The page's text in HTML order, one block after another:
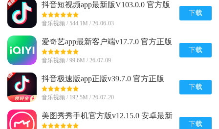
抖音短视频app最新版V103.0.0 官方版
音乐视频 / 544.1M / 26-06-03
下载
爱奇艺app最新客户端v17.7.0 官方正版
音乐视频 / 99.6M / 26-07-09
下载
抖音极速版app正版v39.7.0 官方正版
音乐视频 / 192.5M / 26-07-20
下载
美图秀秀手机官方版v12.15.0 安卓最新
版
下载